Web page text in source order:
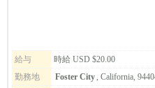
給与
時給 USD $20.00
勤務地
Foster City , California,